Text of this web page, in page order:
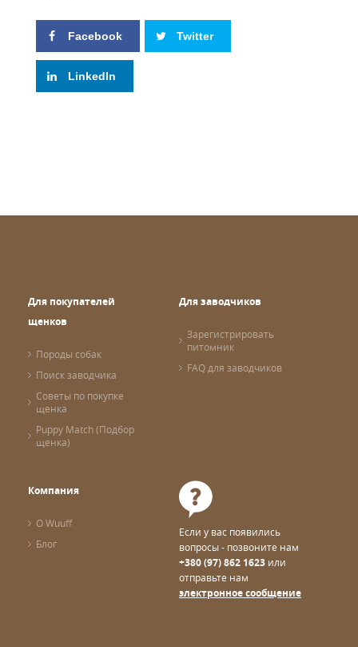
Facebook Twitter
LinkedIn
Для покупателей
щенков
Породы собак
Поиск заводчика
Советы по покупке
щенка
Puppy Match (Подбор
щенка)
Для заводчиков
Зарегистрировать
питомник
FAQ для заводчиков
Компания
О Wuuff
Блог
Если у вас появились
вопросы - позвоните нам
+380 (97) 862 1623 или
отправьте нам
электронное сообщение